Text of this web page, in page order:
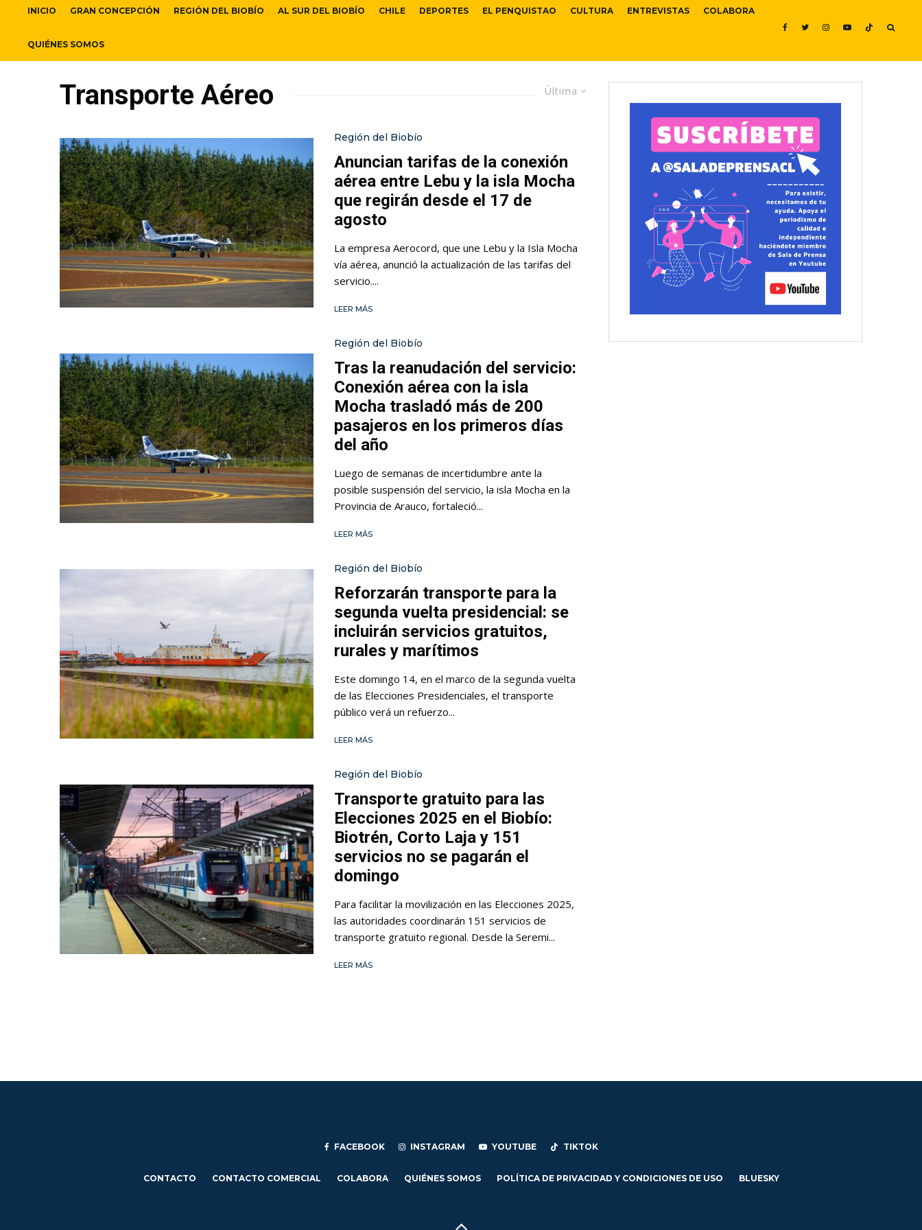
INICIO GRAN CONCEPCIÓN REGIÓN DEL BIOBÍO AL SUR DEL BIOBÍO CHILE DEPORTES EL PENQUISTAO CULTURA ENTREVISTAS COLABORA
QUIÉNES SOMOS
Última
Transporte Aéreo
Región del Biobío
Anuncian tarifas de la conexión
aérea entre Lebu y la isla Mocha
que regirán desde el 17 de
agosto
La empresa Aerocord, que une Lebu y la Isla Mocha
vía aérea, anunció la actualización de las tarifas del
servicio....
LEER MÁS
Región del Biobío
Tras la reanudación del servicio:
Conexión aérea con la isla
Mocha trasladó más de 200
pasajeros en los primeros días
del año
Luego de semanas de incertidumbre ante la
posible suspensión del servicio, la isla Mocha en la
Provincia de Arauco, fortaleció...
LEER MÁS
Región del Biobío
Reforzarán transporte para la
segunda vuelta presidencial: se
incluirán servicios gratuitos,
rurales y marítimos
Este domingo 14, en el marco de la segunda vuelta
de las Elecciones Presidenciales, el transporte
público verá un refuerzo...
LEER MÁS
Región del Biobío
Transporte gratuito para las
Elecciones 2025 en el Biobío:
Biotrén, Corto Laja y 151
servicios no se pagarán el
domingo
Para facilitar la movilización en las Elecciones 2025,
las autoridades coordinarán 151 servicios de
transporte gratuito regional. Desde la Seremi...
LEER MÁS
FACEBOOK INSTAGRAM YOUTUBE TIKTOK
CONTACTO CONTACTO COMERCIAL COLABORA QUIÉNES SOMOS POLÍTICA DE PRIVACIDAD Y CONDICIONES DE USO BLUESKY